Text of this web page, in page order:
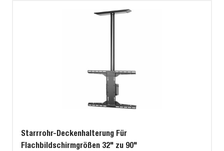
Starrrohr-Deckenhalterung Für
Flachbildschirmgrößen 32" zu 90"